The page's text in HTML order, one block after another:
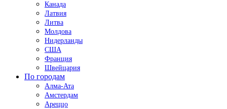
Канада
Латвия
Литва
Молдова
Нидерланды
США
Франция
Швейцария
По городам
Алма-Ата
Амстердам
Ареццо